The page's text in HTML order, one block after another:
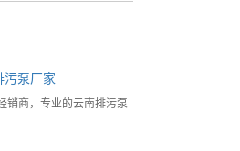
污泵厂家
销商，专业的云南排污泵